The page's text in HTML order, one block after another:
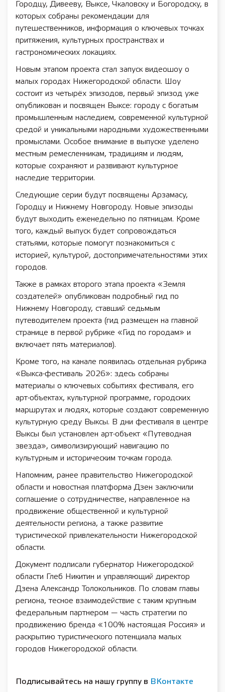
Городцу, Дивееву, Выксе, Чкаловску и Богородску, в
которых собраны рекомендации для
путешественников, информация о ключевых точках
притяжения, культурных пространствах и
гастрономических локациях.
Новым этапом проекта стал запуск видеошоу о
малых городах Нижегородской области. Шоу
состоит из четырёх эпизодов, первый эпизод уже
опубликован и посвящен Выксе: городу с богатым
промышленным наследием, современной культурной
средой и уникальными народными художественными
промыслами. Особое внимание в выпуске уделено
местным ремесленникам, традициям и людям,
которые сохраняют и развивают культурное
наследие территории.
Следующие серии будут посвящены Арзамасу,
Городцу и Нижнему Новгороду. Новые эпизоды
будут выходить еженедельно по пятницам. Кроме
того, каждый выпуск будет сопровождаться
статьями, которые помогут познакомиться с
историей, культурой, достопримечательностями этих
городов.
Также в рамках второго этапа проекта «Земля
создателей» опубликован подробный гид по
Нижнему Новгороду, ставший седьмым
путеводителем проекта (гид размещен на главной
странице в первой рубрике «Гид по городам» и
включает пять материалов).
Кроме того, на канале появилась отдельная рубрика
«Выкса-фестиваль 2026»: здесь собраны
материалы о ключевых событиях фестиваля, его
арт-объектах, культурной программе, городских
маршрутах и людях, которые создают современную
культурную среду Выксы. В дни фестиваля в центре
Выксы был установлен арт-объект «Путеводная
звезда», символизирующий навигацию по
культурным и историческим точкам города.
Напомним, ранее правительство Нижегородской
области и новостная платформа Дзен заключили
соглашение о сотрудничестве, направленное на
продвижение общественной и культурной
деятельности региона, а также развитие
туристической привлекательности Нижегородской
области.
Документ подписали губернатор Нижегородской
области Глеб Никитин и управляющий директор
Дзена Александр Толокольников. По словам главы
региона, тесное взаимодействие с таким крупным
федеральным партнером — часть стратегии по
продвижению бренда «100% настоящая Россия» и
раскрытию туристического потенциала малых
городов Нижегородской области.
Подписывайтесь на нашу группу в ВКонтакте